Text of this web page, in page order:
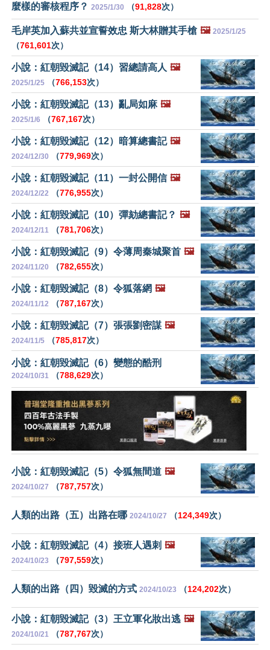
麼樣的審核程序？ 2025/1/30 （91,828次）
毛岸英加入蘇共並宣誓效忠 斯大林贈其手槍 🖼️ 2025/1/25
（761,601次）
小說：紅朝毀滅記（14）習總請高人 🖼️
2025/1/25 （766,153次）
小說：紅朝毀滅記（13）亂局如麻 🖼️
2025/1/6 （767,167次）
小說：紅朝毀滅記（12）暗算總書記 🖼️
2024/12/30 （779,969次）
小說：紅朝毀滅記（11）一封公開信 🖼️
2024/12/22 （776,955次）
小說：紅朝毀滅記（10）彈劾總書記？ 🖼️
2024/12/11 （781,706次）
小說：紅朝毀滅記（9）令薄周秦城聚首 🖼️
2024/11/20 （782,655次）
小說：紅朝毀滅記（8）令狐落網 🖼️
2024/11/12 （787,167次）
小說：紅朝毀滅記（7）張張劉密謀 🖼️
2024/11/5 （785,817次）
小說：紅朝毀滅記（6）變態的酷刑
2024/10/31 （788,629次）
小說：紅朝毀滅記（5）令狐無間道 🖼️
2024/10/27 （787,757次）
人類的出路（五）出路在哪 2024/10/27 （124,349次）
小說：紅朝毀滅記（4）接班人遇刺 🖼️
2024/10/23 （797,559次）
人類的出路（四）毀滅的方式 2024/10/23 （124,202次）
小說：紅朝毀滅記（3）王立軍化妝出逃 🖼️
2024/10/21 （787,767次）